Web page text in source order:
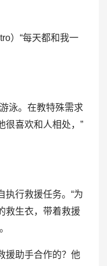
）“每天都和我一
泳。在教特殊需求
很喜欢和人相处，”
执行救援任务。“为
救生衣，带着救援
援助手合作的？他